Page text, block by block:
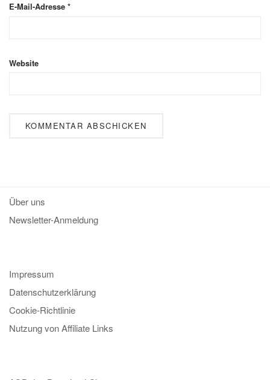
E-Mail-Adresse *
Website
Über uns
Newsletter-Anmeldung
Impressum
Datenschutzerklärung
Cookie-Richtlinie
Nutzung von Affiliate Links